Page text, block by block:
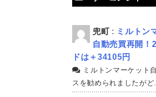
兜町 : ミルトン
自動売買再開！
ドは＋34105円
ミルトンマーケット
スを勧められましたが